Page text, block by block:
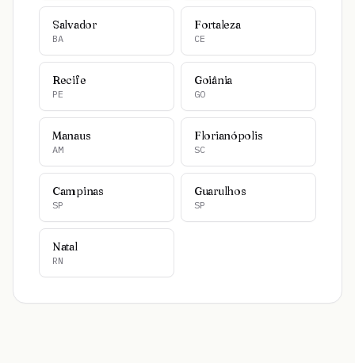
Salvador
BA
Fortaleza
CE
Recife
PE
Goiânia
GO
Manaus
AM
Florianópolis
SC
Campinas
SP
Guarulhos
SP
Natal
RN